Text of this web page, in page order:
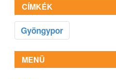
CÍMKÉK
Gyöngypor
MENÜ